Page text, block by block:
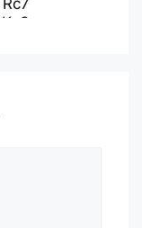
Rc7
Ke3